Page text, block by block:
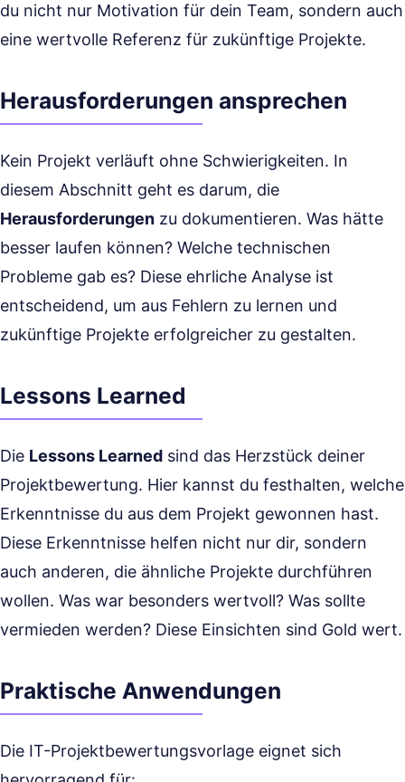
du nicht nur Motivation für dein Team, sondern auch
eine wertvolle Referenz für zukünftige Projekte.
Herausforderungen ansprechen
Kein Projekt verläuft ohne Schwierigkeiten. In
diesem Abschnitt geht es darum, die
Herausforderungen zu dokumentieren. Was hätte
besser laufen können? Welche technischen
Probleme gab es? Diese ehrliche Analyse ist
entscheidend, um aus Fehlern zu lernen und
zukünftige Projekte erfolgreicher zu gestalten.
Lessons Learned
Die Lessons Learned sind das Herzstück deiner
Projektbewertung. Hier kannst du festhalten, welche
Erkenntnisse du aus dem Projekt gewonnen hast.
Diese Erkenntnisse helfen nicht nur dir, sondern
auch anderen, die ähnliche Projekte durchführen
wollen. Was war besonders wertvoll? Was sollte
vermieden werden? Diese Einsichten sind Gold wert.
Praktische Anwendungen
Die IT-Projektbewertungsvorlage eignet sich